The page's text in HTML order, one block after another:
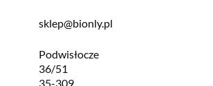
sklep@bionly.pl
Podwisłocze
36/51
35-309